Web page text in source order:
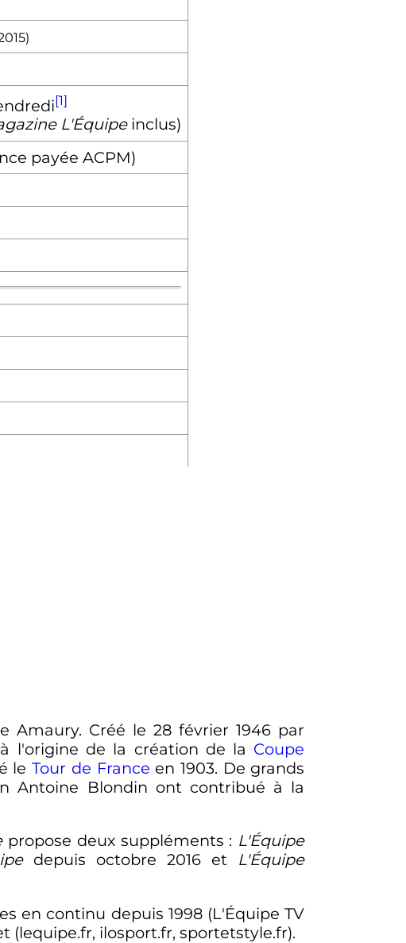
[1]
L'Équipeinclus)
payée ACPM)
Amaury. Créé le28 février 1946 par
l'origine de la création de la Coupe
leTour de France en 1903. De grands
Antoine Blondin ont contribué à la
propose deux suppléments : L'Équipe
depuis octobre 2016 et L'Équipe
en continu depuis 1998 (L'Équipe TV
(lequipe.fr, ilosport.fr, sportetstyle.fr).